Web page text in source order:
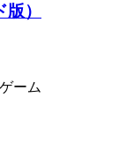
）
ーム